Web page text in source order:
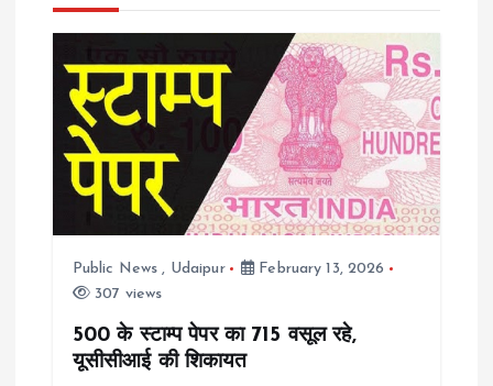
a
Public News , Udaipur
February 13, 2026
307 views
500 के स्टाम्प पेपर का 715 वसूल रहे,
यूसीसीआई की शिकायत